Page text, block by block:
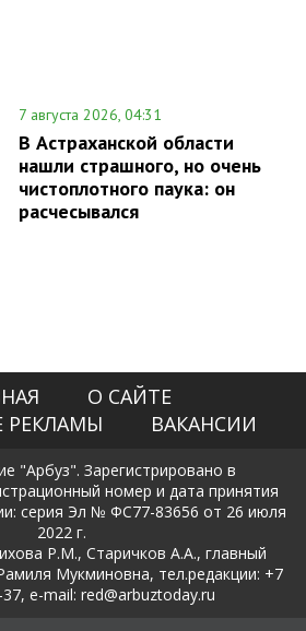
7 августа 2026, 04:31
В Астраханской области
нашли страшного, но очень
чистоплотного паука: он
расчесывался
О САЙТЕ
РЕКЛАМЫ
ВАКАНСИИ
"Арбуз". Зарегистрировано в
номер и дата принятия
серия Эл № ФС77-83656 от 26 июля
2022 г.
Р.М., Старичков А.А., главный
Мукминовна, тел.редакции: +7
e-mail: red@arbuztoday.ru